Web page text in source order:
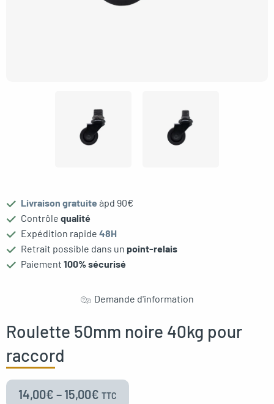
Livraison gratuite àpd 90€
Contrôle qualité
Expédition rapide 48H
Retrait possible dans un point-relais
Paiement 100% sécurisé
Demande d'information
Roulette 50mm noire 40kg pour
raccord
14,00€ – 15,00€ TTC